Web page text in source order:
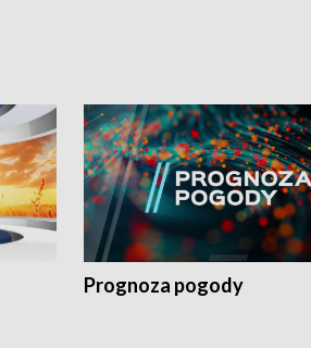
Prognoza pogody